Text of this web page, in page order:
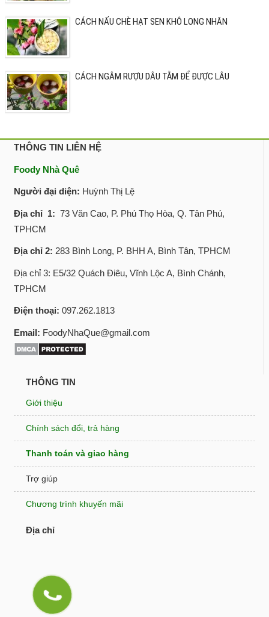
CÁCH NẤU CHÈ HẠT SEN KHÔ LONG NHÃN
CÁCH NGÂM RƯỢU DÂU TẰM ĐỂ ĐƯỢC LÂU
THÔNG TIN LIÊN HỆ
Foody Nhà Quê
Người đại diện: Huỳnh Thị Lệ
Địa chỉ 1: 73 Văn Cao, P. Phú Thọ Hòa, Q. Tân Phú,
TPHCM
Địa chỉ 2: 283 Bình Long, P. BHH A, Bình Tân, TPHCM
Địa chỉ 3: E5/32 Quách Điêu, Vĩnh Lộc A, Bình Chánh,
TPHCM
Điện thoại: 097.262.1813
Email: FoodyNhaQue@gmail.com
THÔNG TIN
Giới thiệu
Chính sách đổi, trả hàng
Thanh toán và giao hàng
Trợ giúp
Chương trình khuyến mãi
Địa chỉ